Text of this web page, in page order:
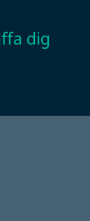
dig